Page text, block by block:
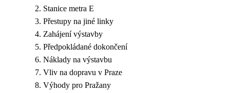
Stanice metra E
Přestupy na jiné linky
Zahájení výstavby
Předpokládané dokončení
Náklady na výstavbu
Vliv na dopravu v Praze
Výhody pro Pražany